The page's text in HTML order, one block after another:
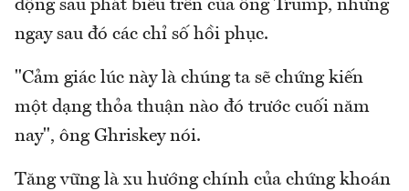
động sau phát biểu trên của ông Trump, nhưng
ngay sau đó các chỉ số hồi phục.
"Cảm giác lúc này là chúng ta sẽ chứng kiến
một dạng thỏa thuận nào đó trước cuối năm
nay", ông Ghriskey nói.
Tăng vững là xu hướng chính của chứng khoán